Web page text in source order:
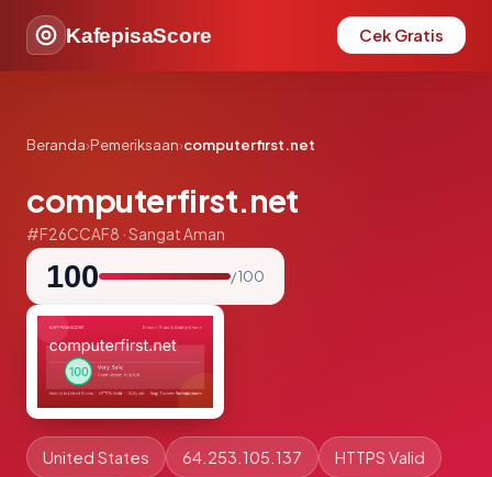
KafepisaScore Cek Gratis
Beranda›Pemeriksaan›computerfirst.net
computerfirst.net
#F26CCAF8 · Sangat Aman
100 / 100
United States 64.253.105.137 HTTPS Valid